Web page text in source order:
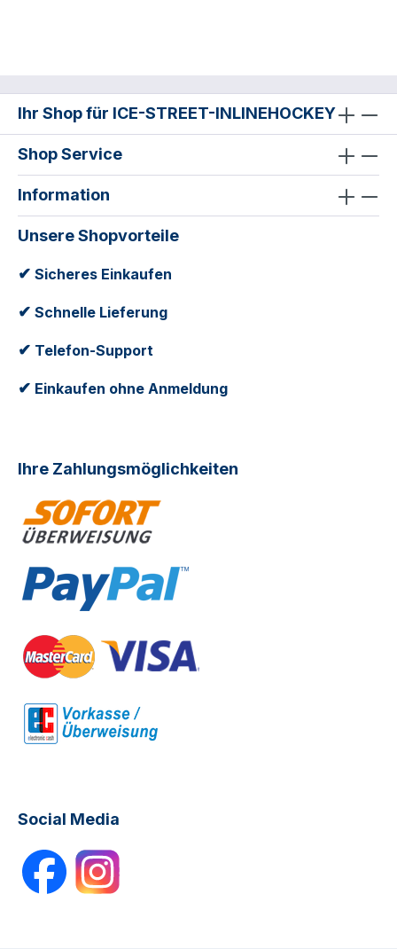
Ihr Shop für ICE-STREET-INLINEHOCKEY
Shop Service
Information
Unsere Shopvorteile
✔ Sicheres Einkaufen
✔ Schnelle Lieferung
✔ Telefon-Support
✔ Einkaufen ohne Anmeldung
Ihre Zahlungsmöglichkeiten
Social Media